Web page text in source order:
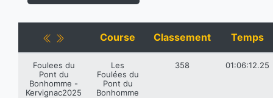
Course Classement Temps
Foulees du
Pont du
Bonhomme -
Kervignac2025
Les
Foulées du
Pont du
Bonhomme
358 01:06:12.25